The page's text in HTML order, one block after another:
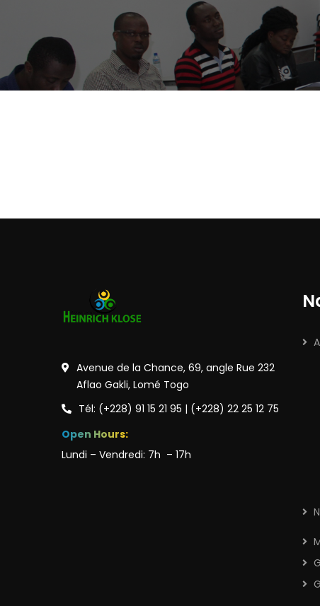
Avenue de la Chance, 69, angle Rue 232
Aflao Gakli, Lomé Togo
Tél: (+228) 91 15 21 95 | (+228) 22 25 12 75
Open Hours:
Lundi – Vendredi: 7h – 17h